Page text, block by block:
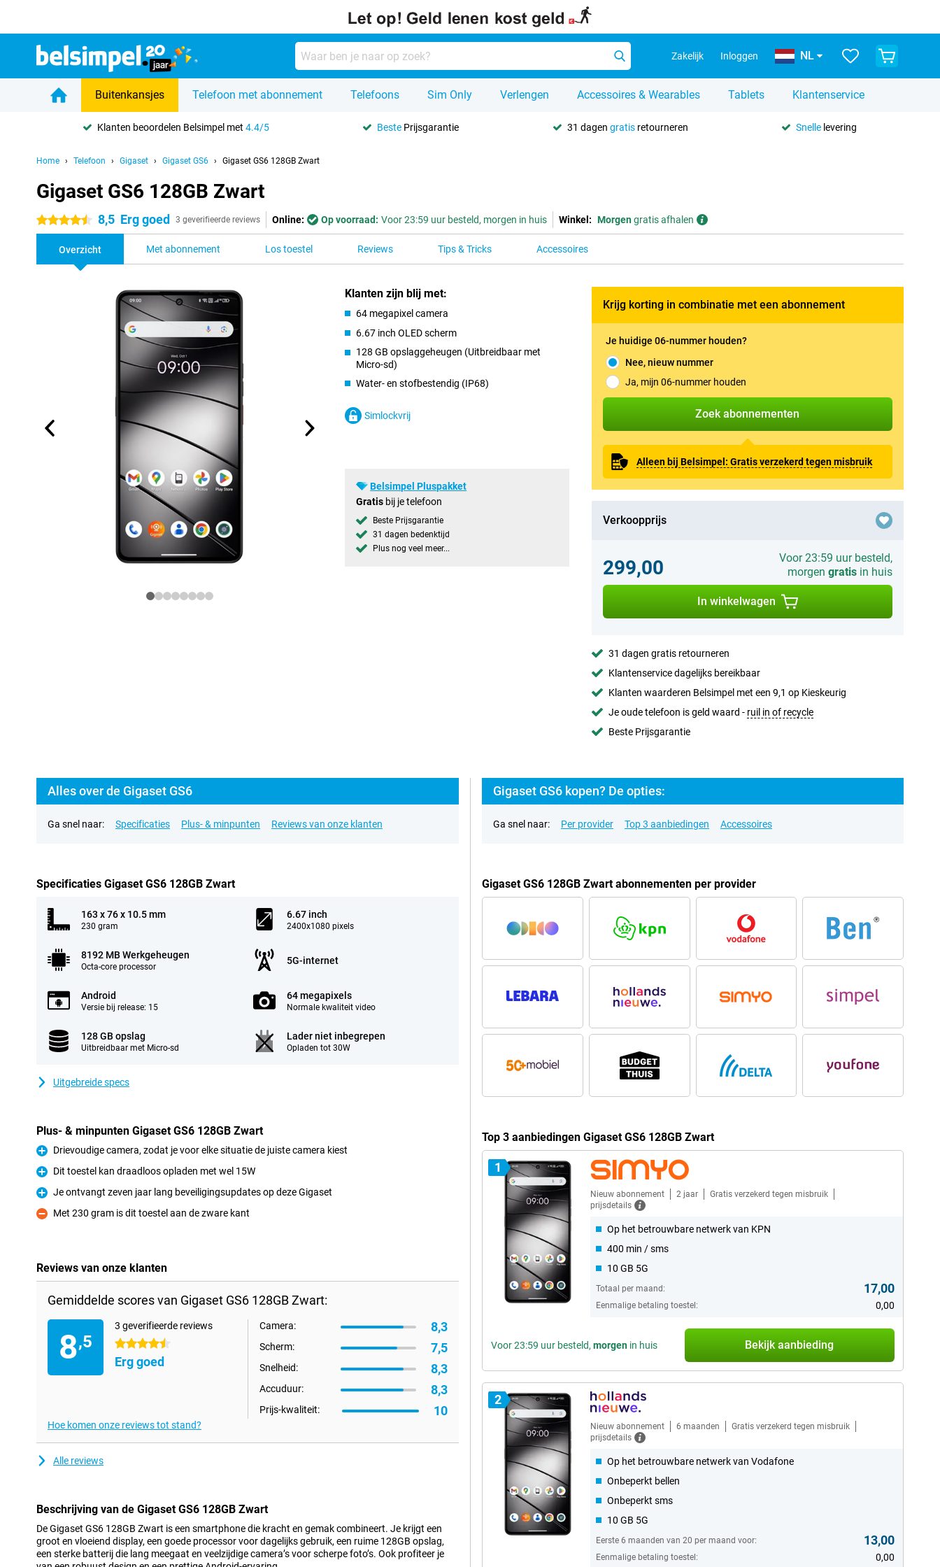
Zakelijk Inloggen NL
Buitenkansjes Telefoon met abonnement Telefoons Sim Only Verlengen Accessoires & Wearables Tablets Klantenservice
Klanten beoordelen Belsimpel met4.4/5 Beste Prijsgarantie 31 dagen gratisretourneren Snellelevering
Home Telefoon Gigaset Gigaset GS6 Gigaset GS6 128GB Zwart
Gigaset GS6 128GB Zwart
4.5 sterren 8,5 Erg goed 3 geverifieerde reviews Online: Op voorraad: Voor 23:59 uur besteld, morgen in huis Winkel: Morgengratis afhalen
Overzicht Met abonnement Los toestel Reviews Tips & Tricks Accessoires
Klanten zijn blij met:
64 megapixel camera
6.67 inch OLED scherm
128 GB opslaggeheugen (Uitbreidbaar met
Micro-sd)
Water- en stofbestendig (IP68)
Simlockvrij
Belsimpel Pluspakket
Gratis bij je telefoon
Beste Prijsgarantie
31 dagen bedenktijd
Plus nog veel meer...
Krijg korting in combinatie met een abonnement
Je huidige 06-nummer houden?
Nee, nieuw nummer
Ja, mijn 06-nummer houden
Zoek abonnementen
Alleen bij Belsimpel: Gratis verzekerd tegen misbruik
Verkoopprijs
299,00
Voor 23:59 uur besteld,
morgen gratisin huis
In winkelwagen
31 dagen gratis retourneren
Klantenservice dagelijks bereikbaar
Klanten waarderen Belsimpel met een 9,1 op Kieskeurig
Je oude telefoon is geld waard - ruil in of recycle
Beste Prijsgarantie
Alles over de Gigaset GS6
Ga snel naar: Specificaties Plus- & minpunten Reviews van onze klanten
Specificaties Gigaset GS6 128GB Zwart
163 x 76 x 10.5 mm
230 gram
6.67 inch
2400x1080 pixels
8192 MB Werkgeheugen
Octa-core processor
5G-internet
Android
Versie bij release: 15
64 megapixels
Normale kwaliteit video
128 GB opslag
Uitbreidbaar met Micro-sd
Lader niet inbegrepen
Opladen tot 30W
Uitgebreide specs
Plus- & minpunten Gigaset GS6 128GB Zwart
Pluspunt
Drievoudige camera, zodat je voor elke situatie de juiste camera kiest
Pluspunt
Dit toestel kan draadloos opladen met wel 15W
Pluspunt
Je ontvangt zeven jaar lang beveiligingsupdates op deze Gigaset
Minpunt
Met 230 gram is dit toestel aan de zware kant
Reviews van onze klanten
Gemiddelde scores van Gigaset GS6 128GB Zwart:
8,5
3 geverifieerde reviews
4.5 sterren
Erg goed
Camera: 8,3
Scherm: 7,5
Snelheid: 8,3
Accuduur: 8,3
Prijs-kwaliteit: 10
Hoe komen onze reviews tot stand?
Alle reviews
Beschrijving van de Gigaset GS6 128GB Zwart
De Gigaset GS6 128GB Zwart is een smartphone die kracht en gemak combineert. Je krijgt een
groot en vloeiend display, een goede processor voor dagelijks gebruik, een ruime 128GB opslag,
een sterke batterij die lang meegaat en veelzijdige camera’s voor scherpe foto’s. Ook profiteer je
Gigaset GS6 kopen? De opties:
Ga snel naar: Per provider Top 3 aanbiedingen Accessoires
Gigaset GS6 128GB Zwart abonnementen per provider
Top 3 aanbiedingen Gigaset GS6 128GB Zwart
1
Nieuw abonnement 2 jaar
Gratis verzekerd tegen misbruik
prijsdetails
Op het betrouwbare netwerk van KPN
400 min / sms
10 GB 5G
Totaal per maand: 17,00
Eenmalige betaling toestel: 0,00
Voor 23:59 uur besteld, morgen in huis Bekijk aanbieding
2
Nieuw abonnement 6 maanden
Gratis verzekerd tegen misbruik
prijsdetails
Op het betrouwbare netwerk van Vodafone
Onbeperkt bellen
Onbeperkt sms
10 GB 5G
Eerste 6 maanden van 20 per maand voor: 13,00
Eenmalige betaling toestel: 0,00